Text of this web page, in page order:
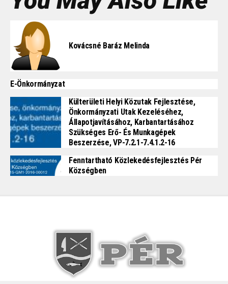
Kovácsné Baráz Melinda
E-Önkormányzat
Külterületi Helyi Közutak Fejlesztése,
Önkormányzati Utak Kezeléséhez,
Állapotjavításához, Karbantartásához
Szükséges Erő- És Munkagépek
Beszerzése, VP-7.2.1-7.4.1.2-16
Fenntartható Közlekedésfejlesztés Pér
Községben